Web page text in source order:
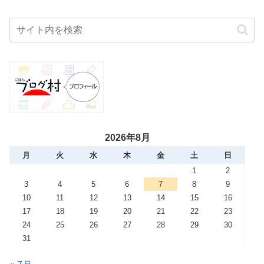
2026年8月
月 火 水 木 金 土
日
1
2
3
4 5 6 7 8
9
10
11 12 13 14 15
16
17
18 19 20 21 22
23
24
25 26 27 28 29
30
31